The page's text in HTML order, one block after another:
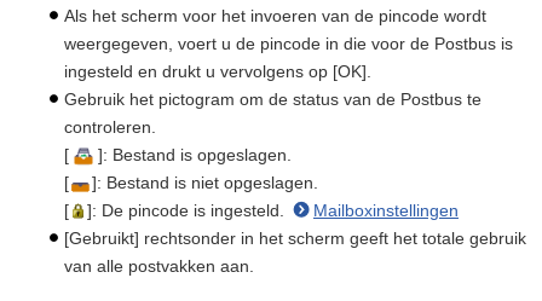
Als het scherm voor het invoeren van de pincode wordt
weergegeven, voert u de pincode in die voor de Postbus is
ingesteld en drukt u vervolgens op [OK].
Gebruik het pictogram om de status van de Postbus te
controleren.
[
]: Bestand is opgeslagen.
[
]: Bestand is niet opgeslagen.
[
]: De pincode is ingesteld.
Mailboxinstellingen
[Gebruikt] rechtsonder in het scherm geeft het totale gebruik
van alle postvakken aan.